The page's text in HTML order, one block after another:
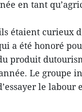
en tant
étaient curieux
a été honoré
produit
Le groupe
le